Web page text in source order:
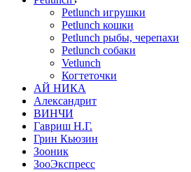
Petlunch игрушки
Petlunch кошки
Petlunch рыбы, черепахи
Petlunch собаки
Vetlunch
Когтеточки
АЙ НИКА
Александрит
ВИНЧИ
Гавриш Н.Г.
Грин Кьюзин
Зооник
ЗооЭкспресс